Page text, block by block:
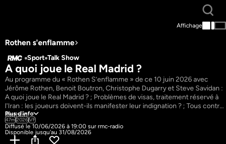
Affichage
Rothen s'enflamme
Sport Talk Show
A quoi joue le Real Madrid ?
Au programme du « Rothen S’enflamme » de ce 10 juin 2026 avec
Jérôme Rothen, Benoit Boutron, Christophe Dugarry et Steve Savidan :
A quoi joue le Real Madrid ? ; Problèmes de visas, traitement réservé à
l'Iran : les joueurs doivent-ils manifester leur indignation ? ; Tous contre
Rothen.
Plus d'info
47m2026VF
Diffusé le 10/06/2026 à 19:00 sur rmc-radio
Disponible jusqu'au 31/08/2026